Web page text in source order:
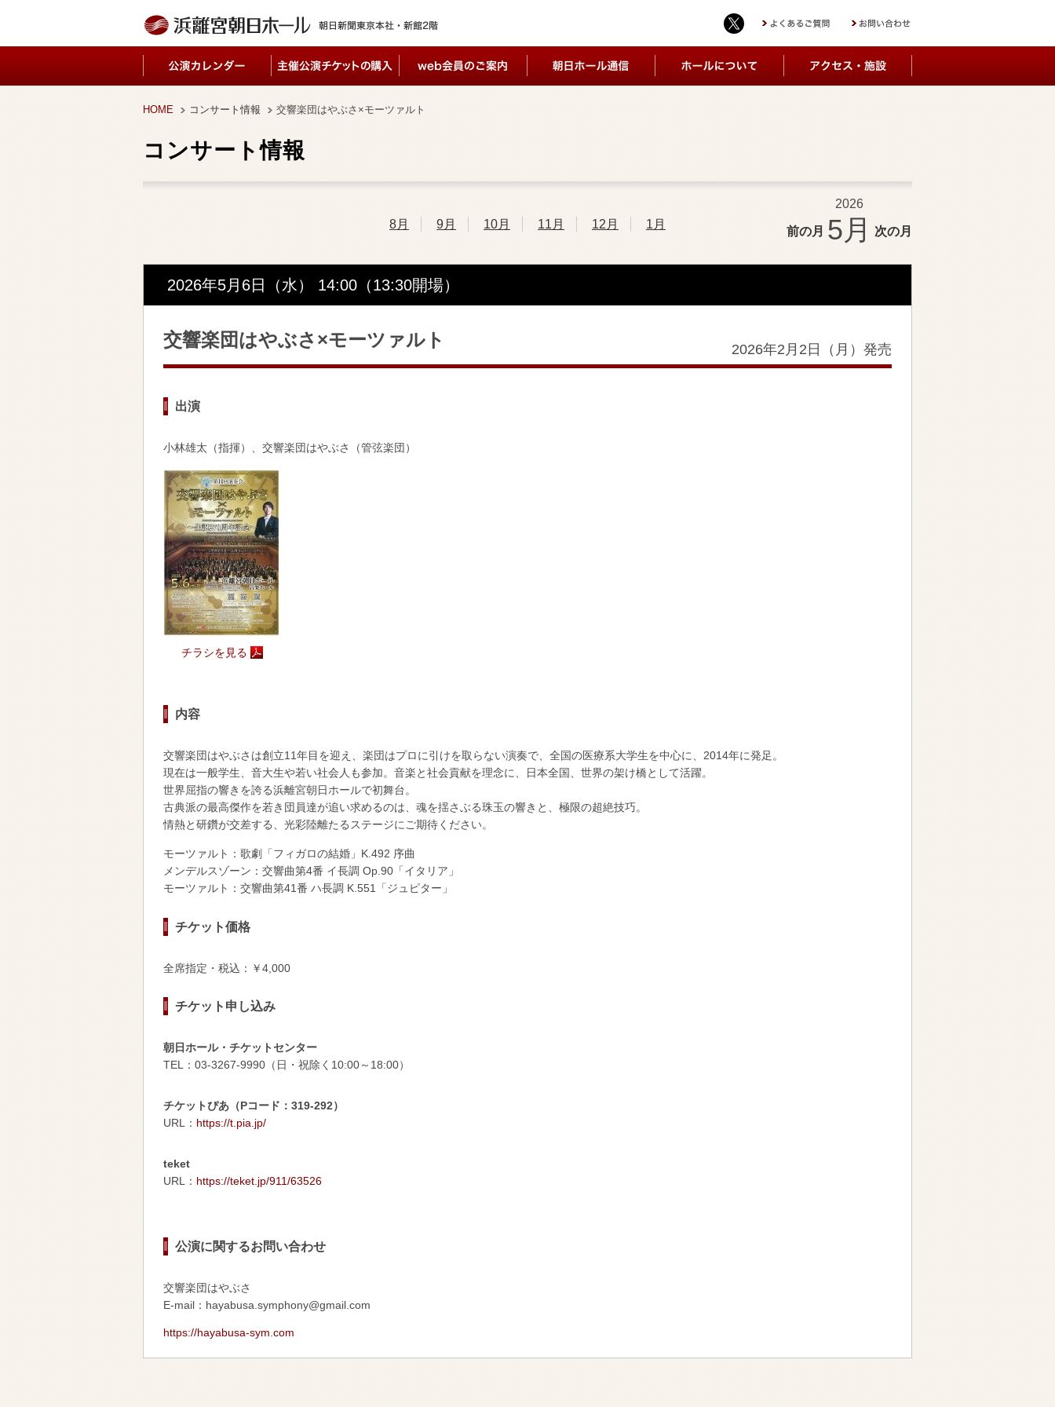
HOME コンサート情報 交響楽団はやぶさ×モーツァルト
コンサート情報
8月 9月 10月 11月 12月 1月 前の月
2026
5月 次の月
2026年5月6日（水） 14:00（13:30開場）
交響楽団はやぶさ×モーツァルト 2026年2月2日（月）発売
出演
小林雄太（指揮）、交響楽団はやぶさ（管弦楽団）
チラシを見る
内容
交響楽団はやぶさは創立11年目を迎え、楽団はプロに引けを取らない演奏で、全国の医療系大学生を中心に、2014年に発足。
現在は一般学生、音大生や若い社会人も参加。音楽と社会貢献を理念に、日本全国、世界の架け橋として活躍。
世界屈指の響きを誇る浜離宮朝日ホールで初舞台。
古典派の最高傑作を若き団員達が追い求めるのは、魂を揺さぶる珠玉の響きと、極限の超絶技巧。
情熱と研鑽が交差する、光彩陸離たるステージにご期待ください。
モーツァルト：歌劇「フィガロの結婚」K.492 序曲
メンデルスゾーン：交響曲第4番 イ長調 Op.90「イタリア」
モーツァルト：交響曲第41番 ハ長調 K.551「ジュピター」
チケット価格
全席指定・税込：￥4,000
チケット申し込み
朝日ホール・チケットセンター
TEL：03-3267-9990（日・祝除く10:00～18:00）
チケットぴあ（Pコード：319-292）
URL： https://t.pia.jp/
teket
URL： https://teket.jp/911/63526
公演に関するお問い合わせ
交響楽団はやぶさ
E-mail：hayabusa.symphony@gmail.com
https://hayabusa-sym.com